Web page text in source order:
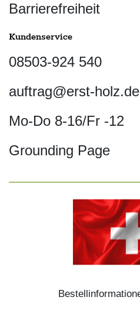
Barrierefreiheit
Kundenservice
08503-924 540
auftrag@erst-holz.de
Mo-Do 8-16/Fr -12
Grounding Page